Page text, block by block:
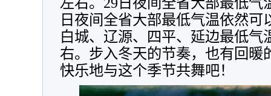
日夜间全省大部最低气温依然
白城、辽源、四平、延边最低
右。步入冬天的节奏，也有回暖
快乐地与这个季节共舞吧！